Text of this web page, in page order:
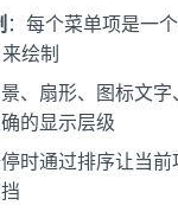
：每个菜单项是一
绘制
、扇形、图标文
的显示层级
时通过排序让当